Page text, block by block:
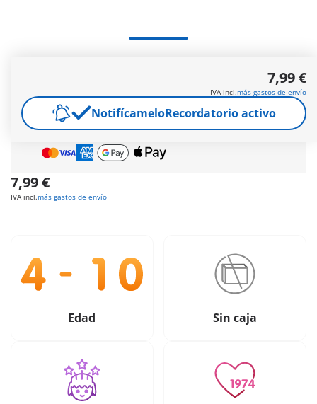
(Península y Baleares) |
(Canarias, Ceuta y Melilla)
Regalo gratisen pedidos desde30 €
Pago seguroy flexible
7,99 €
IVA incl.más gastos de envío
7,99 €
IVA incl.más gastos de envío
NotifícameloRecordatorio activo
Edad Sin caja